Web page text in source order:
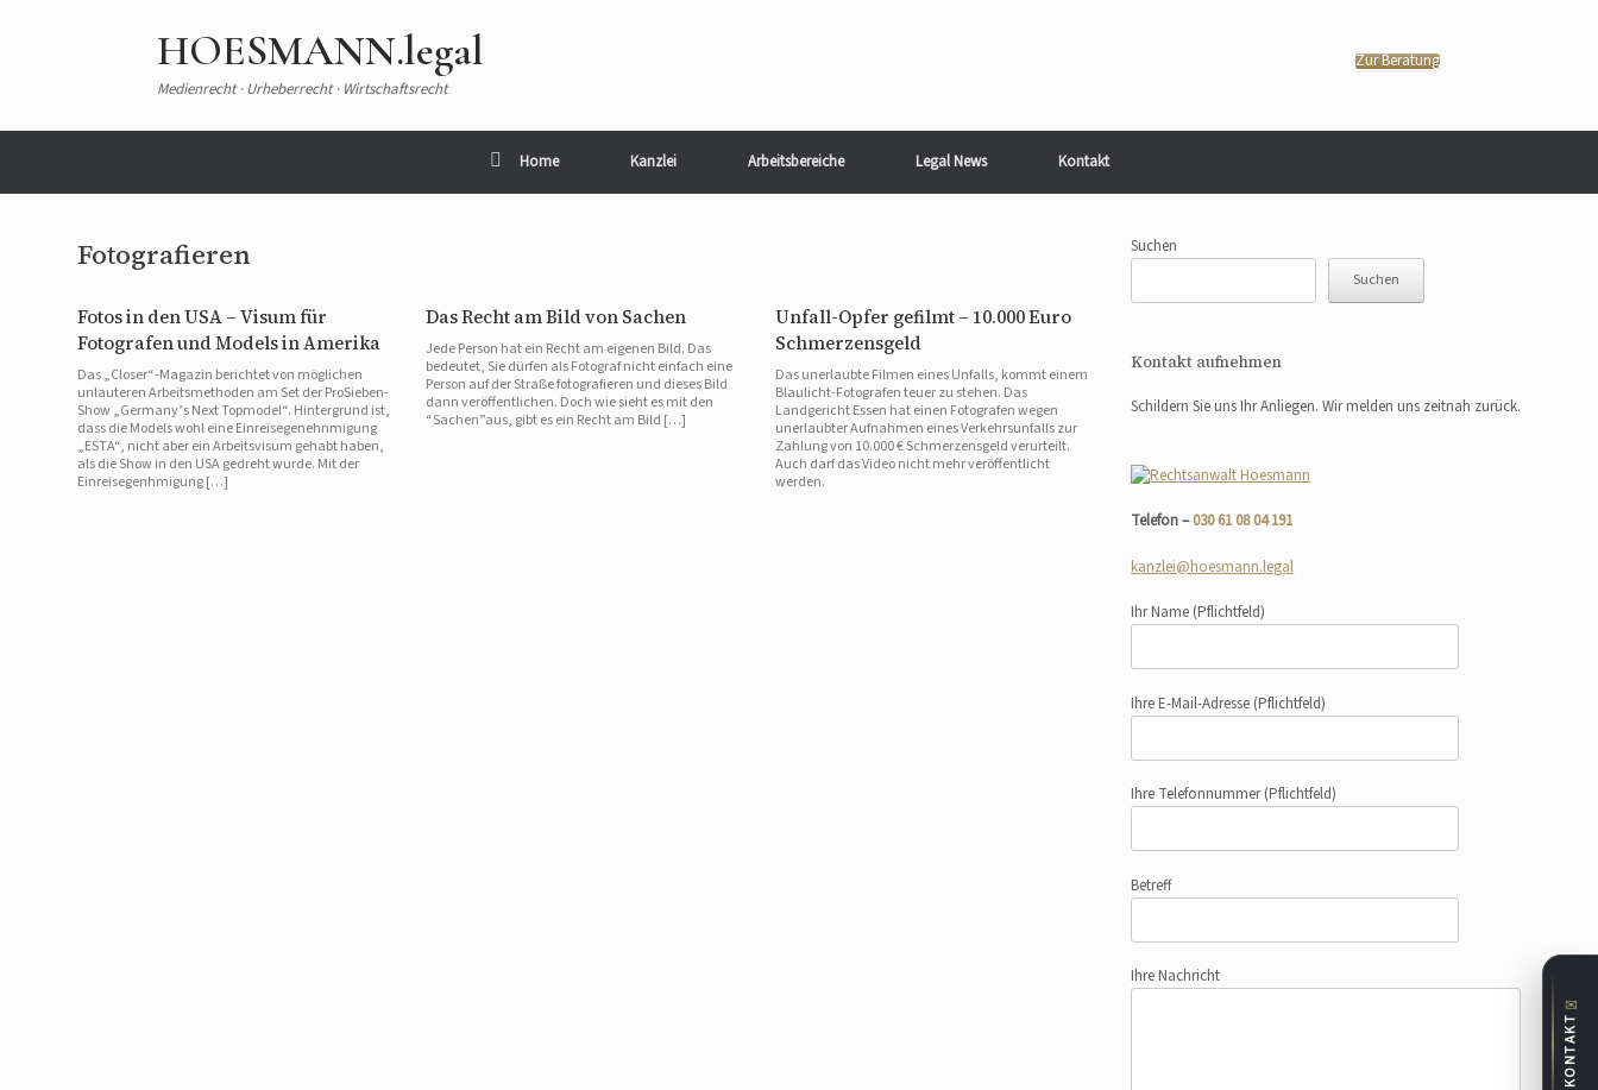
HOESMANN.legal
Medienrecht · Urheberrecht · Wirtschaftsrecht
Zur Beratung
Home Kanzlei Arbeitsbereiche Legal News Kontakt
Fotografieren
Fotos in den USA – Visum für
Fotografen und Models in Amerika
Das „Closer“-Magazin berichtet von möglichen
unlauteren Arbeitsmethoden am Set der ProSieben-
Show „Germany’s Next Topmodel“. Hintergrund ist,
dass die Models wohl eine Einreisegenehnmigung
„ESTA“, nicht aber ein Arbeitsvisum gehabt haben,
als die Show in den USA gedreht wurde. Mit der
Einreisegenhmigung […]
Das Recht am Bild von Sachen
Jede Person hat ein Recht am eigenen Bild. Das
bedeutet, Sie dürfen als Fotograf nicht einfach eine
Person auf der Straße fotografieren und dieses Bild
dann veröffentlichen. Doch wie sieht es mit den
“Sachen”aus, gibt es ein Recht am Bild […]
Unfall-Opfer gefilmt – 10.000 Euro
Schmerzensgeld
Das unerlaubte Filmen eines Unfalls, kommt einem
Blaulicht-Fotografen teuer zu stehen. Das
Landgericht Essen hat einen Fotografen wegen
unerlaubter Aufnahmen eines Verkehrsunfalls zur
Zahlung von 10.000 € Schmerzensgeld verurteilt.
Auch darf das Video nicht mehr veröffentlicht
werden.
Suchen
Suchen
Kontakt aufnehmen
Schildern Sie uns Ihr Anliegen. Wir melden uns zeitnah zurück.
Telefon –030 61 08 04 191
kanzlei@hoesmann.legal
Ihr Name (Pflichtfeld)
Ihre E-Mail-Adresse (Pflichtfeld)
Ihre Telefonnummer(Pflichtfeld)
Betreff
Ihre Nachricht
✉
KONTAKT